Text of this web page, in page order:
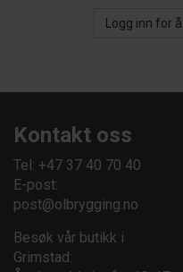
Logg inn for
Kontakt oss
Tel: +47 37 40 70 40
E-post:
post@olbrygging.no
Besøk vår butikk i
Grimstad: